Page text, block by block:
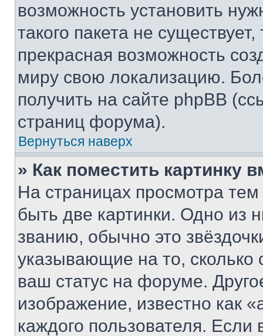
возможность установить
такого пакета не
прекрасная возможность
миру свою локализацию.
получить на сайте phpBB
страниц форума).
Вернуться наверх
» Как поместить картинку
На страницах просмотра
быть две картинки. Одно из
званию, обычно это
указывающие на то,
ваш статус на форуме.
изображение, известно как
каждого пользователя.